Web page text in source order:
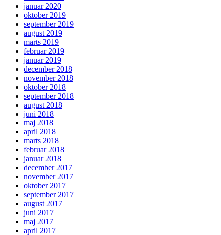
januar 2020
oktober 2019
september 2019
august 2019
marts 2019
februar 2019
januar 2019
december 2018
november 2018
oktober 2018
september 2018
august 2018
juni 2018
maj 2018
april 2018
marts 2018
februar 2018
januar 2018
december 2017
november 2017
oktober 2017
september 2017
august 2017
juni 2017
maj 2017
april 2017